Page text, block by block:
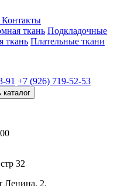
Контакты
ткань Подкладочные
ткань Плательные ткани
91 +7 (926) 719-52-53
каталог
32
Ленина, 2.